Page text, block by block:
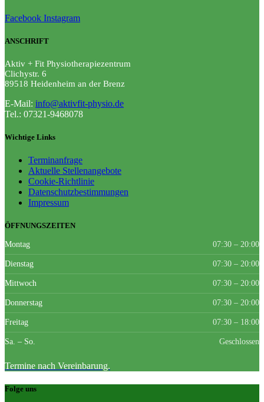
Facebook Instagram
ANSCHRIFT
Aktiv + Fit Physiotherapiezentrum
Clichystr. 6
89518 Heidenheim an der Brenz
E-Mail: info@aktivfit-physio.de
Tel.: 07321-9468078
Wichtige Links
Terminanfrage
Aktuelle Stellenangebote
Cookie-Richtlinie
Datenschutzbestimmungen
Impressum
ÖFFNUNGSZEITEN
Montag 07:30 – 20:00
Dienstag 07:30 – 20:00
Mittwoch 07:30 – 20:00
Donnerstag 07:30 – 20:00
Freitag 07:30 – 18:00
Sa. – So. Geschlossen
Termine nach Vereinbarung.
Folge uns